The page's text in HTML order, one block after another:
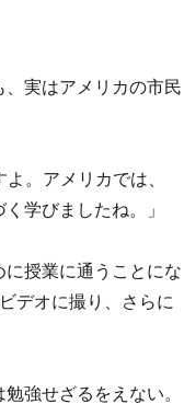
実はアメリカの市民
。アメリカでは、
学びましたね。」
授業に通うことにな
デオに撮り、さらに
強せざるをえない。